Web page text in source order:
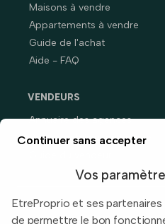
Maisons à vendre
Appartements à vendre
Guide de l'achat
Aide - FAQ
VENDEURS
Annuaire des agences
Prix immobiliers en France
Continuer sans accepter
Vos
EtreProprio et ses
de permettre le bon